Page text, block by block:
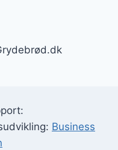
Business